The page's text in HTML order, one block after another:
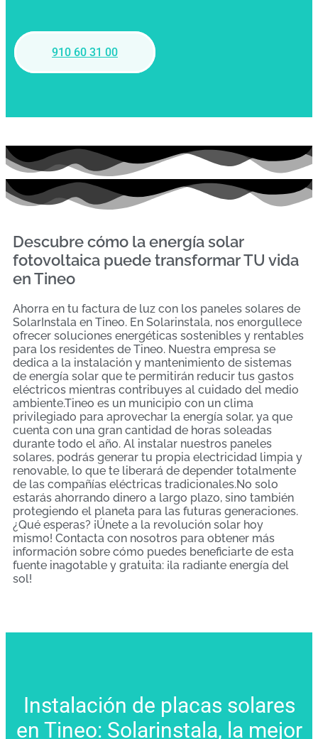
910 60 31 00
Descubre cómo la energía solar
fotovoltaica puede transformar TU vida
en Tineo
Ahorra en tu factura de luz con los paneles solares de
SolarInstala en Tineo. En Solarinstala, nos enorgullece
ofrecer soluciones energéticas sostenibles y rentables
para los residentes de Tineo. Nuestra empresa se
dedica a la instalación y mantenimiento de sistemas
de energía solar que te permitirán reducir tus gastos
eléctricos mientras contribuyes al cuidado del medio
ambiente.Tineo es un municipio con un clima
privilegiado para aprovechar la energía solar, ya que
cuenta con una gran cantidad de horas soleadas
durante todo el año. Al instalar nuestros paneles
solares, podrás generar tu propia electricidad limpia y
renovable, lo que te liberará de depender totalmente
de las compañías eléctricas tradicionales.No solo
estarás ahorrando dinero a largo plazo, sino también
protegiendo el planeta para las futuras generaciones.
¿Qué esperas? ¡Únete a la revolución solar hoy
mismo! Contacta con nosotros para obtener más
información sobre cómo puedes beneficiarte de esta
fuente inagotable y gratuita: ¡la radiante energía del
sol!
Instalación de placas solares
en Tineo: Solarinstala, la mejor